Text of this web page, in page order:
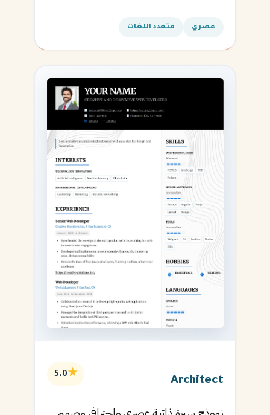
القادمة.
عصري متعدد اللغات
Architect
★
5.0